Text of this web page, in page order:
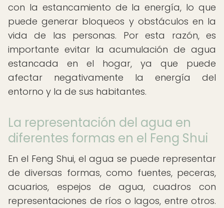
con la estancamiento de la energía, lo que
puede generar bloqueos y obstáculos en la
vida de las personas. Por esta razón, es
importante evitar la acumulación de agua
estancada en el hogar, ya que puede
afectar negativamente la energía del
entorno y la de sus habitantes.
La representación del agua en
diferentes formas en el Feng Shui
En el Feng Shui, el agua se puede representar
de diversas formas, como fuentes, peceras,
acuarios, espejos de agua, cuadros con
representaciones de ríos o lagos, entre otros.